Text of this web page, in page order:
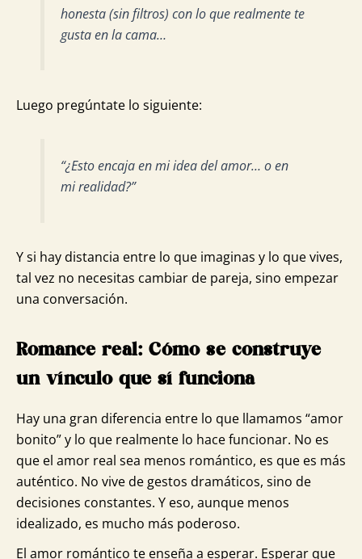
honesta (sin filtros) con lo que realmente te
gusta en la cama…
Luego pregúntate lo siguiente:
“¿Esto encaja en mi idea del amor… o en
mi realidad?”
Y si hay distancia entre lo que imaginas y lo que vives,
tal vez no necesitas cambiar de pareja, sino empezar
una conversación.
Romance real: Cómo se construye
un vínculo que sí funciona
Hay una gran diferencia entre lo que llamamos “amor
bonito” y lo que realmente lo hace funcionar. No es
que el amor real sea menos romántico, es que es más
auténtico. No vive de gestos dramáticos, sino de
decisiones constantes. Y eso, aunque menos
idealizado, es mucho más poderoso.
El amor romántico te enseña a esperar. Esperar que